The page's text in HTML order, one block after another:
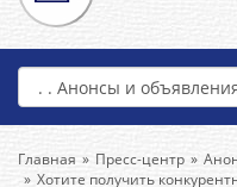
Главная Пресс-центр
Хотите получить